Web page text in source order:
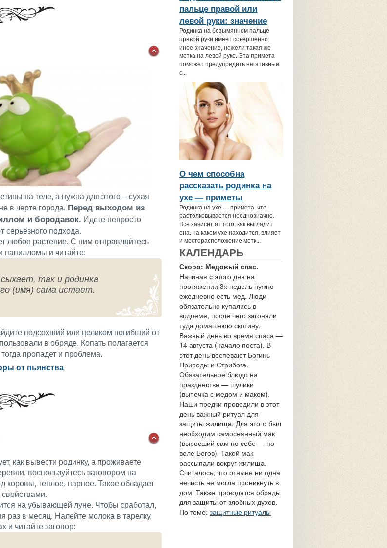
на теле, а нужна для этого – сухая
в черте города. Перед выходом из
и бородавок. Идете непросто
серьезного подхода.
любое растение. С ним отправляйтесь
папилломы и читайте:
так и родинка
(имя) сама истает.
подсохший или целиком погибший от
в обряде. Копать полагается
пропадет и проблема.
от пьянства
как вывести родинку, а проживаете
воспользуйтесь заговором на
коровы, теплое, парное. Такое обладает
на убывающей луне. Чтобы сработал,
раз в месяц. Налейте молока в тарелку,
и читайте заговор:
пальце правой или
левой руки: значение
Родинка на безымянном пальце
правой руки имеет совершенно
иное значение, нежели такая же
метка на левой руке. Эта примета
поможет предупредить негативные
с...
О чем способна
рассказать родинка на
ухе — приметы
Родинка на ухе — примета, что
растолковывается неоднозначно.
Все зависит от того, как выглядит
она, на каком ухе находится, влияет
и месторасположение метк...
КАЛЕНДАРЬ
Скоро: Медовый спас.
Начиная с этого дня на
протяжении 3х недель нужно
ежедневно есть мед. Люди
обязательно купались в
водоеме, после чего загоняли
туда домашнюю скотину.
Важный день во время спаса —
14 августа (начало поста). В
этот день воспевают Богинь
Природы и Стрибога.
Обязательное блюдо на
празднестве — шулики
(выпечка с медом и маком).
Наши предки проводили в этот
день важный ритуал для
защиты жилища. Для этого был
необходим самосеянный мак
(выросший сам по себе — по
воле Богов). Такой мак
рассыпали вокруг жилища.
Считалось, что отныне ни одна
нечисть не могла проникнуть в
дом. Также проводятся обряды
для защиты от злобных духов.
По теме:защитные ритуалы